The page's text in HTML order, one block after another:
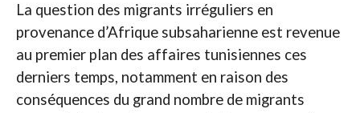
La question des migrants irréguliers en
provenance d’Afrique subsaharienne est revenue
au premier plan des affaires tunisiennes ces
derniers temps, notamment en raison des
conséquences du grand nombre de migrants